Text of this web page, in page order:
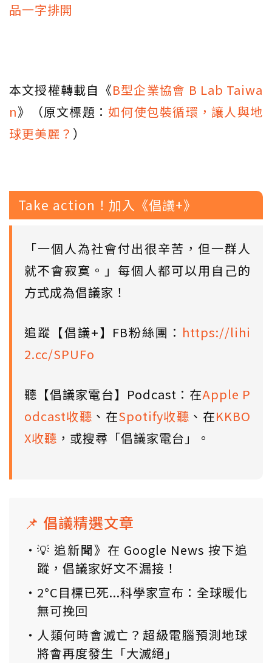
品一字排開
本文授權轉載自《B型企業協會 B Lab Taiwa
n》（原文標題：如何使包裝循環，讓人與地
球更美麗？ ）
Take action！加入《倡議+》
「一個人為社會付出很辛苦，但一群人
就不會寂寞。」每個人都可以用自己的
方式成為倡議家！
追蹤【倡議+】FB粉絲團： https://lihi
2.cc/SPUFo
聽【倡議家電台】Podcast：在Apple P
odcast收聽 、在Spotify收聽 、在KKBO
X收聽 ，或搜尋「倡議家電台」。
📌 倡議精選文章
💡 追新聞》在 Google News 按下追
蹤，倡議家好文不漏接！
2°C目標已死...科學家宣布：全球暖化
無可挽回
人類何時會滅亡？超級電腦預測地球
將會再度發生「大滅絕」